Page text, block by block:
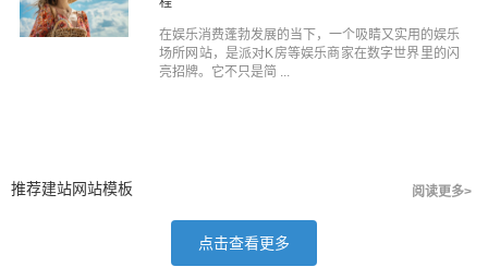
在娱乐消费蓬勃发展的当下，一个吸睛又实用的娱乐
场所网站，是派对K房等娱乐商家在数字世界里的闪
亮招牌。它不只是简 ...
推荐建站网站模板 阅读更多>
点击查看更多